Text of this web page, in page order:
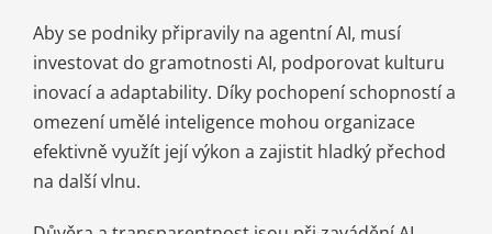
Aby se podniky připravily na agentní AI, musí
investovat do gramotnosti AI, podporovat kulturu
inovací a adaptability. Díky pochopení schopností a
omezení umělé inteligence mohou organizace
efektivně využít její výkon a zajistit hladký přechod
na další vlnu.